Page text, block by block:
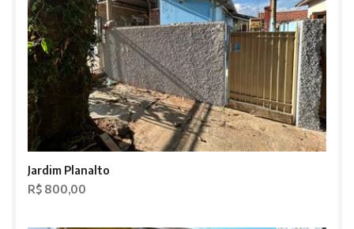
Jardim Planalto
R$ 800,00